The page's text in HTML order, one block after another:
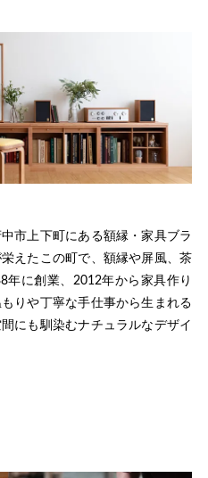
市上下町にある額縁・家具ブラ
えたこの町で、額縁や屏風、茶
年に創業、2012年から家具作り
りや丁寧な手仕事から生まれる
にも馴染むナチュラルなデザイ